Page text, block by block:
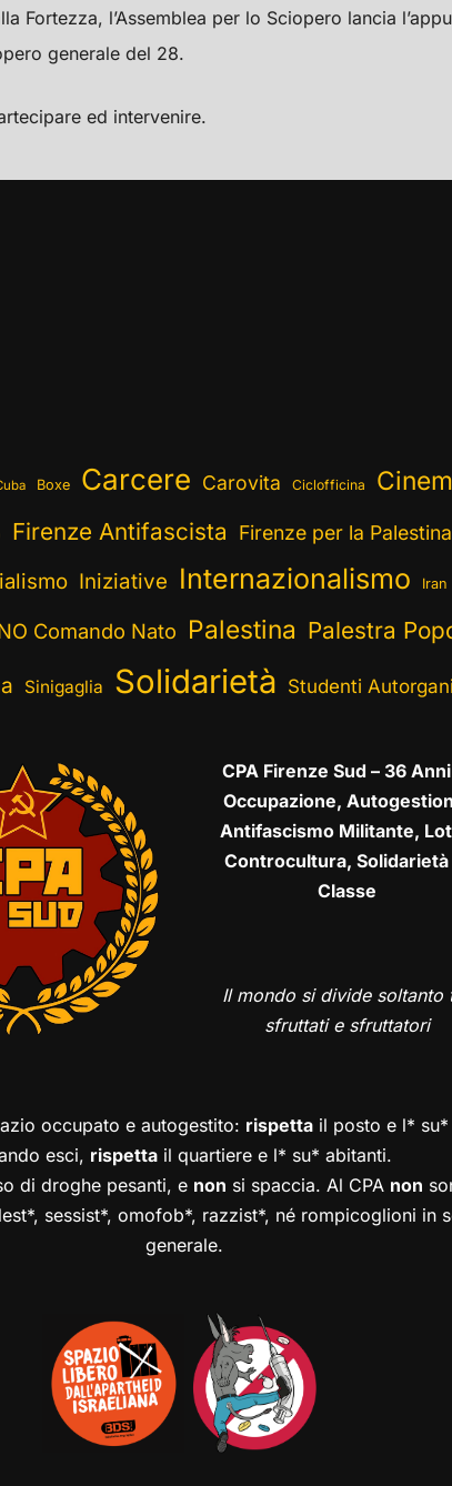
Fortezza, l’Assemblea per lo Sciopero lancia
generale del 28.
ed intervenire.
Boxe Carcere Carovita Ciclofficina
Firenze Antifascista Firenze per la Palestina
Iniziative Internazionalismo Iran
Comando Nato Palestina Palestra
Sinigaglia Solidarietà Studenti
CPA Firenze Sud – 36
Occupazione,
Antifascismo Militante,
Controcultura, Solidarietà
Classe
Il mondo si divide soltanto
sfruttati e sfruttatori
occupato e autogestito: rispettail posto e l* su*
esci, rispetta il quartiere e l* su* abitanti.
di droghe pesanti, e non si spaccia. Al CPA non
sessist*, omofob*, razzist*, né rompicoglioni in
generale.